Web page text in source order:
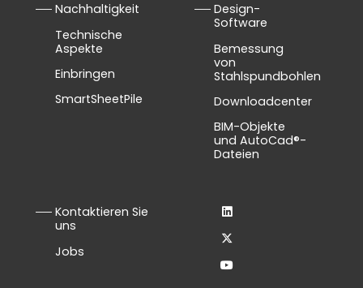
Nachhaltigkeit
Technische
Aspekte
Einbringen
SmartSheetPile
Design-
Software
Bemessung
von
Stahlspundbohlen
Downloadcenter
BIM-Objekte
und AutoCad®-
Dateien
Kontaktieren Sie
uns
Jobs